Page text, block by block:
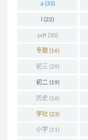
a(33)
(22)
pdf(30)
专题(16)
初三 (29)
初二 (19)
历史 (16)
学社(23)
小学(11)